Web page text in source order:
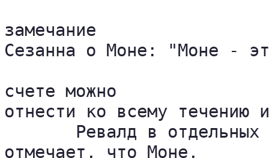
замечание
Сезанна о Моне: "Моне -
счете можно
отнести ко всему течению
Ревалд в
отмечает, что Моне,